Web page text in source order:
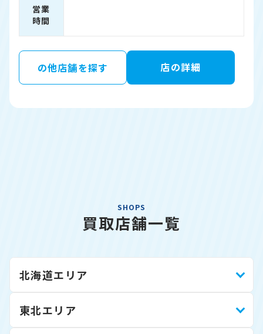
営業
時間
の他店舗を探す 店の詳細
SHOPS
買取店舗一覧
北海道エリア
東北エリア